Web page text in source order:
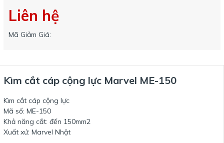
Liên hệ
Mã Giảm Giá:
Kìm cắt cáp cộng lực Marvel ME-150
Kìm cắt cáp cộng lực
Mã số: ME-150
Khả năng cắt: đến 150mm2
Xuất xứ: Marvel Nhật